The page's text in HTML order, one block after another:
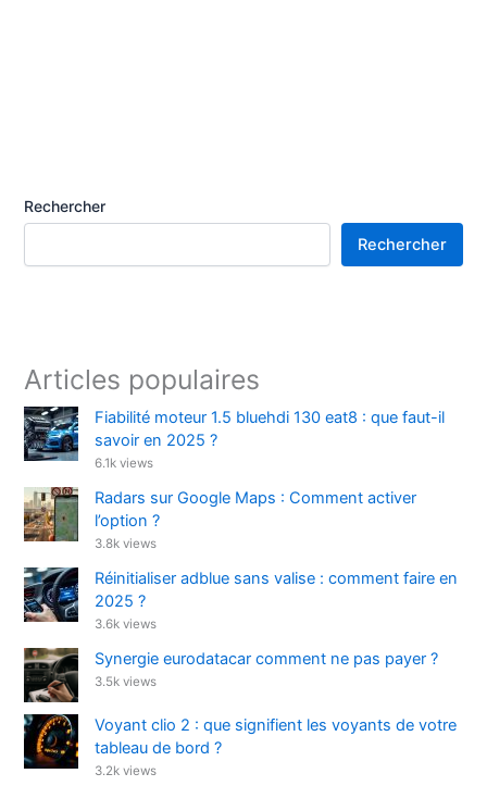
Rechercher
Rechercher
Articles populaires
Fiabilité moteur 1.5 bluehdi 130 eat8 : que faut-il
savoir en 2025 ?
6.1k views
Radars sur Google Maps : Comment activer
l’option ?
3.8k views
Réinitialiser adblue sans valise : comment faire en
2025 ?
3.6k views
Synergie eurodatacar comment ne pas payer ?
3.5k views
Voyant clio 2 : que signifient les voyants de votre
tableau de bord ?
3.2k views